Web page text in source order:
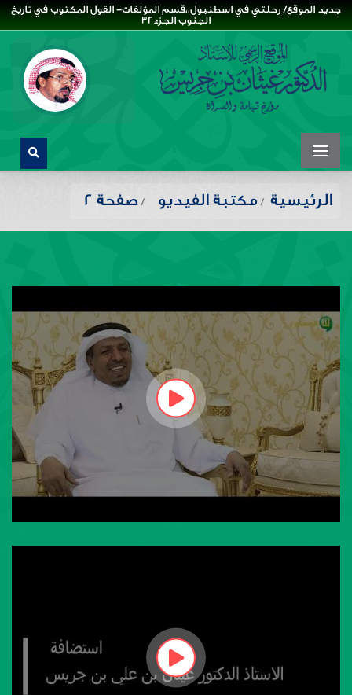
جديد الموقع/ رحلتي في اسطنبول،،قسم المؤلفات- القول المكتوب في تاريخ
الجنوب الجزء32
الرئيسية مكتبة الفيديو صفحة 2